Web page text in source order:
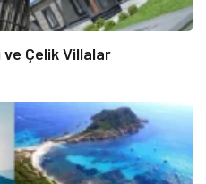
ve Çelik Villalar